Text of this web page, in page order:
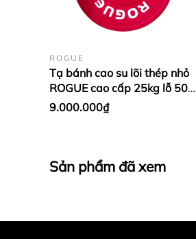
ROGUE
Tạ bánh cao su lõi thép nhỏ
ROGUE cao cấp 25kg lỗ 50
nhập khẩu - Màu đỏ (1 cặp)
9.000.000₫
Sản phẩm đã xem